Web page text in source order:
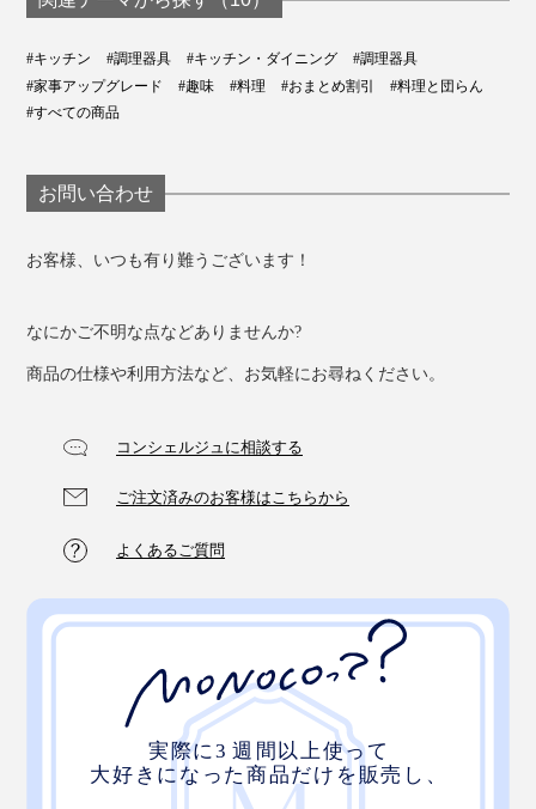
6. ガラスナイフブロック
エディションナイフの美しさを引き立てるためにつくら
れた、専用のナイフスタンド。『hast.』以外でも、さま
ざまな形状のナイフを最大7本まで飾るように収納でき
る強化ガラス製で、ガラスの透明感がキッチン空間に静
かに馴染みます。
#キッチン #調理器具 #キッチン・ダイニング
#調理器具
#家事アップグレード
#趣味 #料理 #おまとめ割引
#料理と団らん
#すべての商品
お問い合わせ
お客様、いつも有り難うございます！
なにかご不明な点などありませんか?
商品の仕様や利用方法など、お気軽にお尋ねください。
コンシェルジュに相談する
ご注文済みのお客様はこちらから
よくあるご質問